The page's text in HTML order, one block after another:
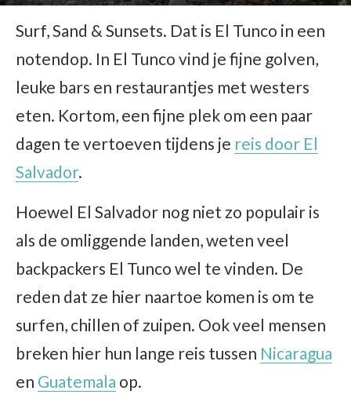
Surf, Sand & Sunsets. Dat is El Tunco in een
notendop. In El Tunco vind je fijne golven,
leuke bars en restaurantjes met westers
eten. Kortom, een fijne plek om een paar
dagen te vertoeven tijdens je reis door El
Salvador.
Hoewel El Salvador nog niet zo populair is
als de omliggende landen, weten veel
backpackers El Tunco wel te vinden. De
reden dat ze hier naartoe komen is om te
surfen, chillen of zuipen. Ook veel mensen
breken hier hun lange reis tussen Nicaragua
en Guatemala op.